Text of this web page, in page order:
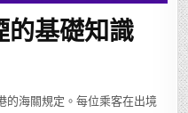
香
煙
的基礎知識
的海關規定。每位乘客在出境